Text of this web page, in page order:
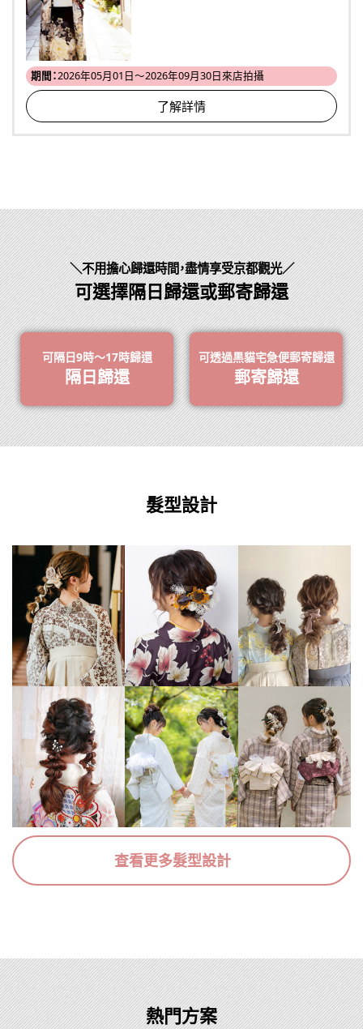
期間：2026年05月01日～2026年09月30日來店拍攝
了解詳情
＼不用擔心歸還時間，盡情享受京都觀光／
可選擇隔日歸還或郵寄歸還
可隔日9時～17時歸還
隔日歸還
可透過黒貓宅急便郵寄歸還
郵寄歸還
髮型設計
查看更多髮型設計
熱門方案